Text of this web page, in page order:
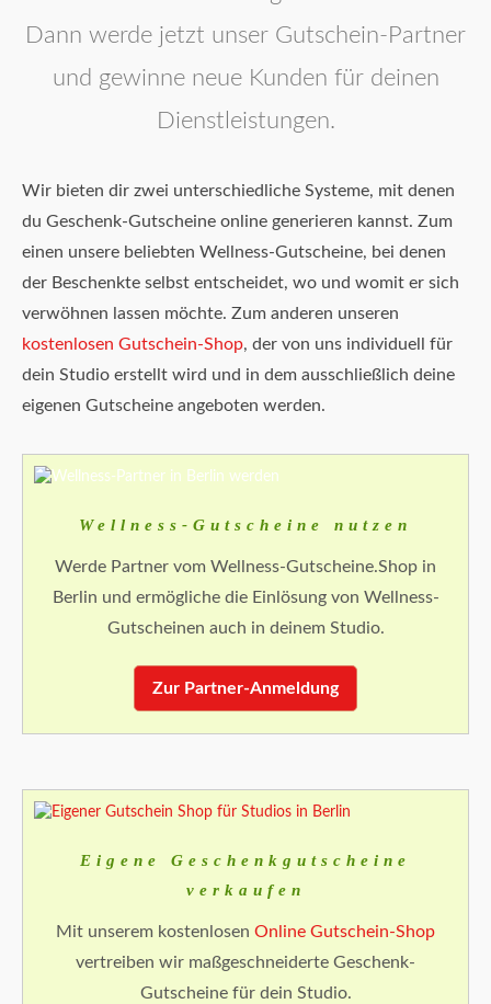
Dann werde jetzt unser Gutschein-Partner
und gewinne neue Kunden für deinen
Dienstleistungen.
Wir bieten dir zwei unterschiedliche Systeme, mit denen
du Geschenk-Gutscheine online generieren kannst. Zum
einen unsere beliebten Wellness-Gutscheine, bei denen
der Beschenkte selbst entscheidet, wo und womit er sich
verwöhnen lassen möchte. Zum anderen unseren
kostenlosen Gutschein-Shop, der von uns individuell für
dein Studio erstellt wird und in dem ausschließlich deine
eigenen Gutscheine angeboten werden.
Wellness-Gutscheine nutzen
Werde Partner vom Wellness-Gutscheine.Shop in
Berlin und ermögliche die Einlösung von Wellness-
Gutscheinen auch in deinem Studio.
Zur Partner-Anmeldung
Eigene Geschenkgutscheine
verkaufen
Mit unserem kostenlosen Online Gutschein-Shop
vertreiben wir maßgeschneiderte Geschenk-
Gutscheine für dein Studio.